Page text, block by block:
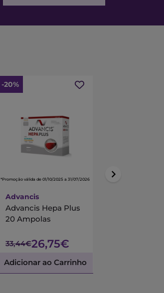
-20%
*Promoção válida de 01/10/2025 a 31/07/2026
Advancis
Advancis Hepa Plus
20 Ampolas
33,44€26,75€
Adicionar ao Carrinho
*Promoção válida de 01/